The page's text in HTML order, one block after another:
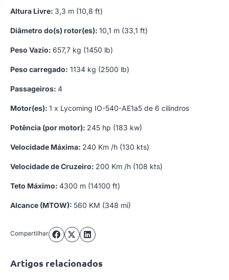
Altura Livre: 3,3 m (10,8 ft)
Diâmetro do(s) rotor(es): 10,1 m (33,1 ft)
Peso Vazio: 657,7 kg (1450 lb)
Peso carregado: 1134 kg (2500 lb)
Passageiros: 4
Motor(es): 1 x Lycoming IO-540-AE1a5 de 6 cilindros
Potência (por motor): 245 hp (183 kw)
Velocidade Máxima: 240 Km /h (130 kts)
Velocidade de Cruzeiro: 200 Km /h (108 kts)
Teto Máximo: 4300 m (14100 ft)
Alcance (MTOW): 560 KM (348 mi)
Compartilhar
Artigos relacionados